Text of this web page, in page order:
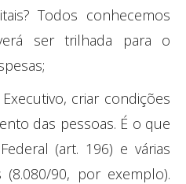
Todos conhecemos
ser trilhada para o
criar condições
das pessoas. É o que
(art. 196) e várias
(8.080/90, por exemplo).